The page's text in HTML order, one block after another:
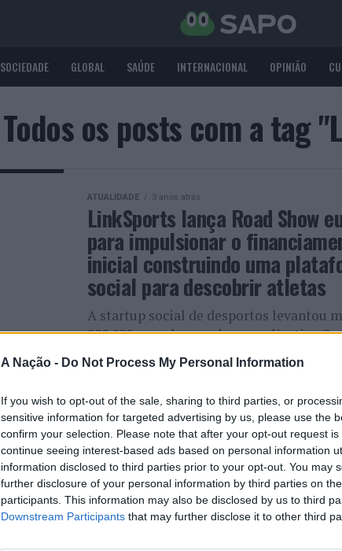
A Nação - Do Not Process My Personal Information
If you wish to opt-out of the sale, sharing to third parties, or
sensitive information for targeted advertising by us, please use the
confirm your selection. Please note that after your opt-out request
continue seeing interest-based ads based on personal information
information disclosed to third parties prior to your opt-out. You may
further disclosure of your personal information by third parties on
participants. This information may also be disclosed by us to third
Downstream Participants that may further disclose it to other third
SOCIEDADE GLOBAL SAÚDE INTERNACIONAL OPINIÃO
Todos os posts com a tag
ATUALIDADE 3 anos atrás
LinkSports lança Road Show
para impulsionar o
inicial construindo uma
social para descobrir atletas
A startup social de desportos levantou
800.000 para desenvolver o aplicativo
para conectar fãs, jogadores e equipes,
os atletas mais jovens...